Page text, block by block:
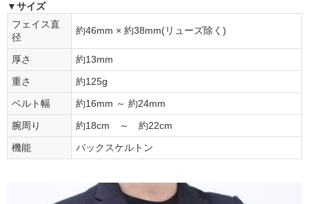
▼サイズ
フェイス直
径
約46mm × 約38mm(リューズ除く)
厚さ
約13mm
重さ
約125g
ベルト幅
約16mm ～ 約24mm
腕周り
約18cm ～ 約22cm
機能
バックスケルトン